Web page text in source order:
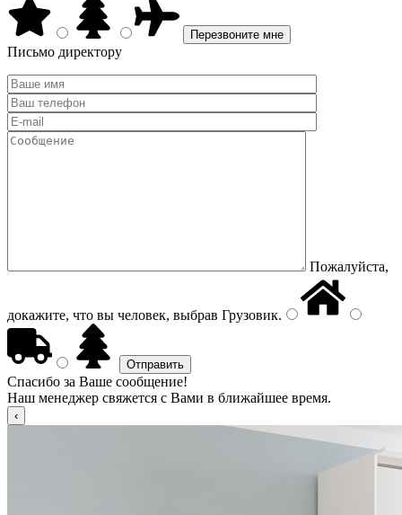
Письмо директору
Пожалуйста,
докажите, что вы человек, выбрав Грузовик.
Спасибо за Ваше сообщение!
Наш менеджер свяжется с Вами в ближайшее время.